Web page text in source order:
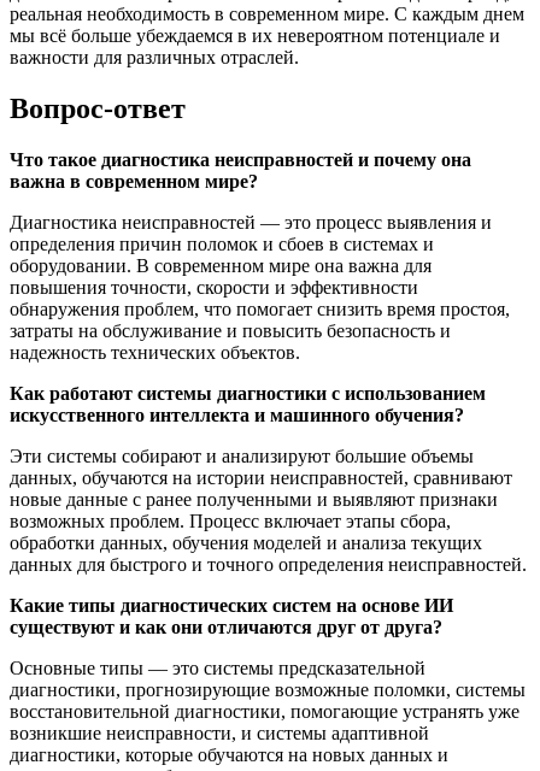
реальная необходимость в современном мире. С каждым днем
мы всё больше убеждаемся в их невероятном потенциале и
важности для различных отраслей.
Вопрос-ответ
Что такое диагностика неисправностей и почему она
важна в современном мире?
Диагностика неисправностей — это процесс выявления и
определения причин поломок и сбоев в системах и
оборудовании. В современном мире она важна для
повышения точности, скорости и эффективности
обнаружения проблем, что помогает снизить время простоя,
затраты на обслуживание и повысить безопасность и
надежность технических объектов.
Как работают системы диагностики с использованием
искусственного интеллекта и машинного обучения?
Эти системы собирают и анализируют большие объемы
данных, обучаются на истории неисправностей, сравнивают
новые данные с ранее полученными и выявляют признаки
возможных проблем. Процесс включает этапы сбора,
обработки данных, обучения моделей и анализа текущих
данных для быстрого и точного определения неисправностей.
Какие типы диагностических систем на основе ИИ
существуют и как они отличаются друг от друга?
Основные типы — это системы предсказательной
диагностики, прогнозирующие возможные поломки, системы
восстановительной диагностики, помогающие устранять уже
возникшие неисправности, и системы адаптивной
диагностики, которые обучаются на новых данных и